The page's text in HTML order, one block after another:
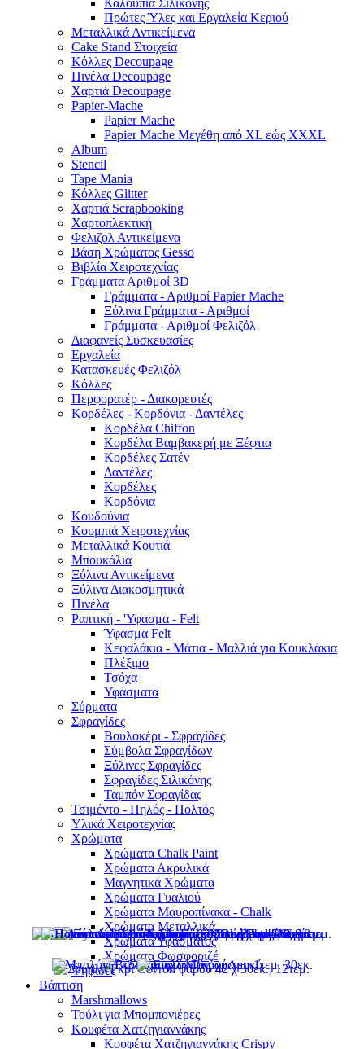
Πρώτες Ύλες και Εργαλεία Κεριού
Μεταλλικά Αντικείμενα
Cake Stand Στοιχεία
Κόλλες Decoupage
Πινέλα Decoupage
Χαρτιά Decoupage
Papier-Mache
Papier Mache
Papier Mache Μεγέθη από XL εώς XXXL
Album
Stencil
Tape Mania
Κόλλες Glitter
Χαρτιά Scrapbooking
Χαρτοπλεκτική
Φελιζολ Αντικείμενα
Βάση Χρώματος Gesso
Βιβλία Χειροτεχνίας
Γράμματα Αριθμοί 3D
Γράμματα - Αριθμοί Papier Mache
Ξύλινα Γράμματα - Αριθμοί
Γράμματα - Αριθμοί Φελιζόλ
Διαφανείς Συσκευασίες
Εργαλεία
Κατασκευές Φελιζόλ
Κόλλες
Περφορατέρ - Διακορευτές
Κορδέλες - Κορδόνια - Δαντέλες
Κορδέλα Chiffon
Κορδέλα Βαμβακερή με Ξέφτια
Κορδέλες Σατέν
Δαντέλες
Κορδέλες
Κορδόνια
Κουδούνια
Κουμπιά Χειροτεχνίας
Μεταλλικά Κουτιά
Μπουκάλια
Ξύλινα Αντικείμενα
Ξύλινα Διακοσμητικά
Πινέλα
Ραπτική - 'Υφασμα - Felt
Ύφασμα Felt
Κεφαλάκια - Μάτια - Μαλλιά για Κουκλάκια
Πλέξιμο
Τσόχα
Υφάσματα
Σύρματα
Σφραγίδες
Βουλοκέρι - Σφραγίδες
Σύμβολα Σφραγίδων
Ξύλινες Σφραγίδες
Σφραγίδες Σιλικόνης
Ταμπόν Σφραγίδας
Τσιμέντο - Πηλός - Πολτός
Υλικά Χειροτεχνίας
Χρώματα
Χρώματα Chalk Paint
Χρώματα Ακρυλικά
Μαγνητικά Χρώματα
Χρώματα Γυαλιού
Χρώματα Μαυροπίνακα - Chalk
Χρώματα Μεταλλικά
Χρώματα Υφάσματος
Χρώματα Φωσφοριζέ
Ψηφίδες
Βάπτιση
Marshmallows
Τούλι για Μπομπονιέρες
Κουφέτα Χατζηγιαννάκης
Κουφέτα Χατζηγιαννάκης Crispy